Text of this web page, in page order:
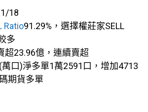
18
Ratio91.29%，選擇權莊家SELL
多
超23.96億，連續賣超
口)淨多單1萬2591口，增加4713
期貨多單